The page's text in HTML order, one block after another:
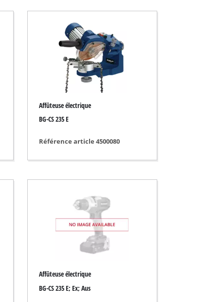
Affûteuse électrique
BG-CS 235 E
Référence article 4500080
Affûteuse électrique
BG-CS 235 E; Ex; Aus